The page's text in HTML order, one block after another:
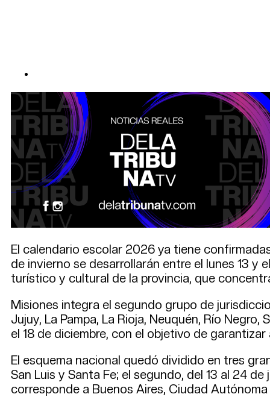
El calendario escolar 2026 ya tiene
de invierno se desarrollarán entre el lunes 13
turístico y cultural de la provincia, que
Misiones integra el segundo grupo de
Jujuy, La Pampa, La Rioja, Neuquén, Río
el 18 de diciembre, con el objetivo de
El esquema nacional quedó dividido en tres
San Luis y Santa Fe; el segundo, del 13 al 24
corresponde a Buenos Aires, Ciudad